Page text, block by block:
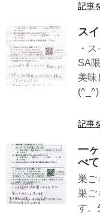
記事
ス
・
SA
美味
記事
一
べ
巣ご
巣ご
す。